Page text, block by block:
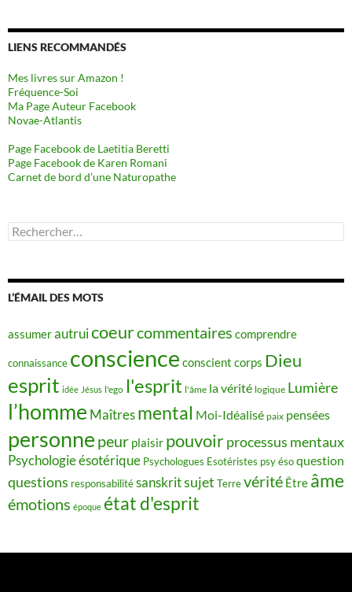
LIENS RECOMMANDÉS
Mes livres sur Amazon !
Fréquence-Soi
Ma Page Auteur Facebook
Novae-Atlantis
Page Facebook de Laetitia Beretti
Page Facebook de Karen Romani
Carnet de bord d’une Naturopathe
Rechercher :
L’ÉMAIL DES MOTS
assumerautruicoeurcommentaires comprendre
connaissance conscience conscient corps Dieu
esprit idée Jésus l'ego l'esprit l'âme la vérité logique Lumière
l’homme Maîtres mental Moi-Idéalisé paix pensées
personne peur plaisir pouvoirprocessus mentaux
Psychologie ésotérique Psychologues Esotéristes psy ésoquestion
questions responsabilitésanskritsujet Terrevérité Être âme
émotions époque état d'esprit